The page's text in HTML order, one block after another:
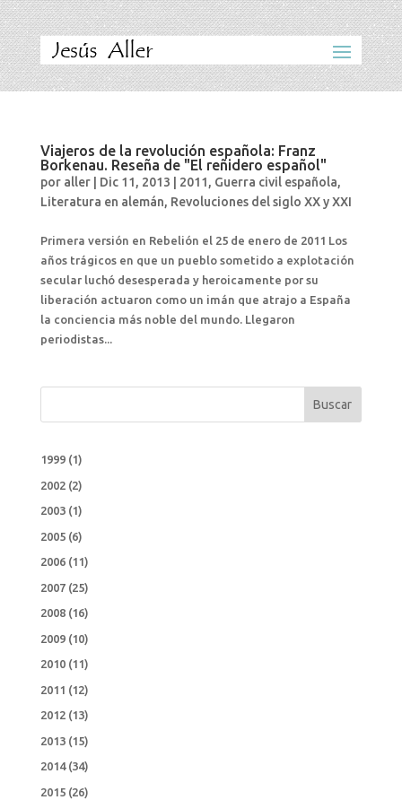
Viajeros de la revolución española: Franz
Borkenau. Reseña de "El reñidero español"
por aller| Dic 11, 2013 2011, Guerra civil española,
Literatura en alemán, Revoluciones del siglo XX y XXI
Primera versión en Rebelión el 25 de enero de 2011 Los
años trágicos en que un pueblo sometido a explotación
secular luchó desesperada y heroicamente por su
liberación actuaron como un imán que atrajo a España
la conciencia más noble del mundo. Llegaron
periodistas...
Buscar
1999(1)
2002(2)
2003(1)
2005(6)
2006(11)
2007(25)
2008(16)
2009(10)
2010(11)
2011 (12)
2012(13)
2013(15)
2014(34)
2015(26)